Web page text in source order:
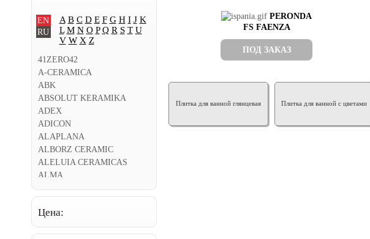
EN
RU
A B C D E F G H I J K
L M N O P Q R S T U
V W X Z
41ZERO42
A-CERAMICA
ABK
ABSOLUT KERAMIKA
ADEX
ADICON
ALAPLANA
ALBORZ CERAMIC
ALELUIA CERAMICAS
ALMA
AMADIS FINE TILES
Цена:
PERONDA
FS FAENZA
ПОД ЗАКАЗ
Плитка для ванной глянцевая Плитка для ванной с цветами